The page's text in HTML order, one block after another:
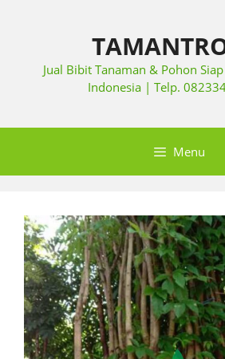
Jual Bibit Tanaman & Pohon
Indonesia | Telp.
Menu